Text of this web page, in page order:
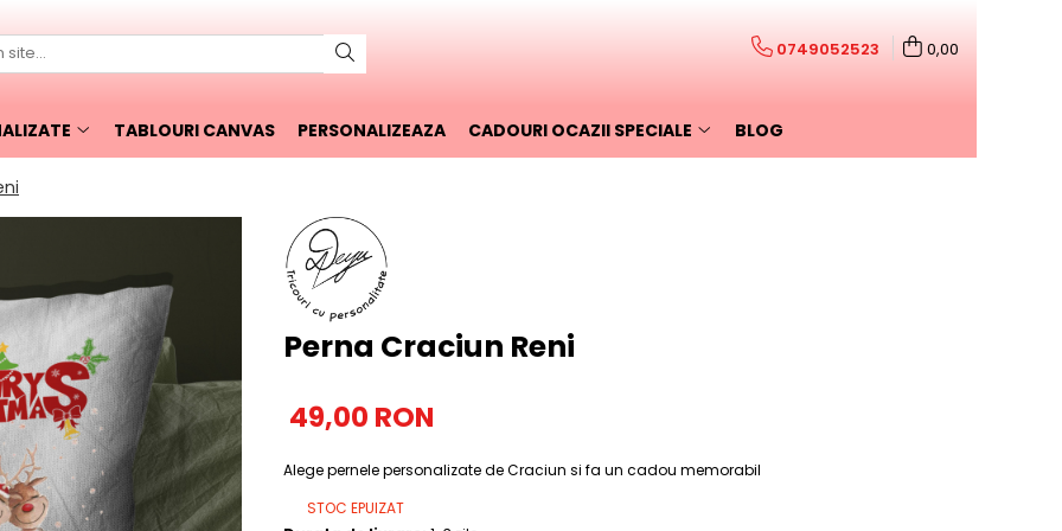
0749052523 0,00
TABLOURI CANVAS PERSONALIZEAZA CADOURI OCAZII SPECIALE BLOG
Perna Craciun Reni
49,00 RON
Alege pernele personalizate de Craciun si fa un cadou memorabil
STOC EPUIZAT